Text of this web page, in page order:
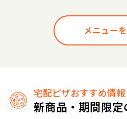
メニュー
宅配ピザおすすめ情報
新商品・期間限定